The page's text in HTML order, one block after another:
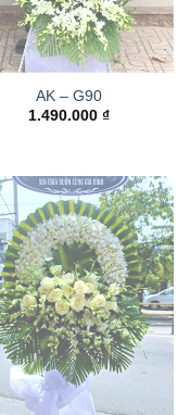
AK – G90
1.490.000 ₫